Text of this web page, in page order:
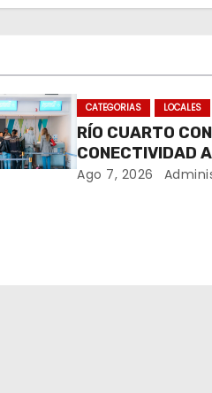
CATEGORIAS LOCALES
RÍO CUARTO
CONECTIVIDAD
CUATRO VUELOS
Ago 7, 2026